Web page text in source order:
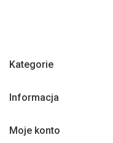
Kategorie
Informacja
Moje konto